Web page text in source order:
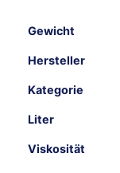
Gewicht
Hersteller
Kategorie
Liter
Viskosität